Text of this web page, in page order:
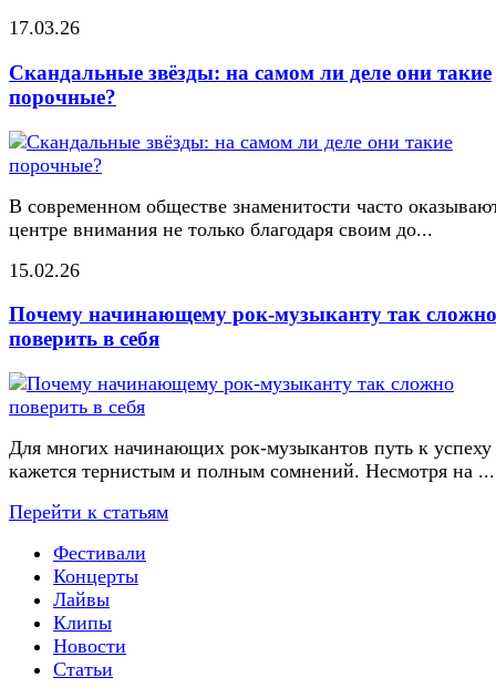
17.03.26
Скандальные звёзды: на самом ли деле они такие
порочные?
В современном обществе знаменитости часто
центре внимания не только благодаря своим до...
15.02.26
Почему начинающему рок-музыканту так сложно
поверить в себя
Для многих начинающих рок-музыкантов путь к успеху
кажется тернистым и полным сомнений. Несмотря на ...
Перейти к статьям
Фестивали
Концерты
Лайвы
Клипы
Новости
Статьи